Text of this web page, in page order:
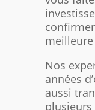
Nos
années
aussi